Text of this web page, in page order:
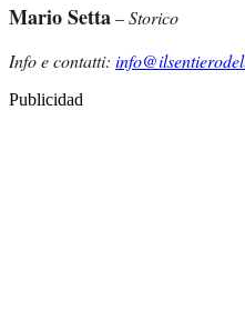
Mario Setta–Storico
Info e contatti:
Publicidad